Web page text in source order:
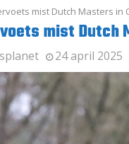
mist Dutch Masters in
mist Dutch
24 april 2025